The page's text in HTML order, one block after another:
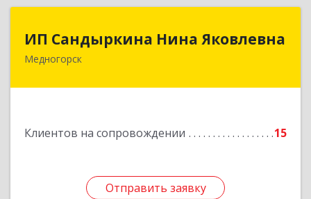
ИП Сандыркина Нина Яковлевна
Медногорск
Клиентов на сопровождении 15
Отправить заявку
462270, Оренбургская обл, Медногорск г,
Отправить заявку